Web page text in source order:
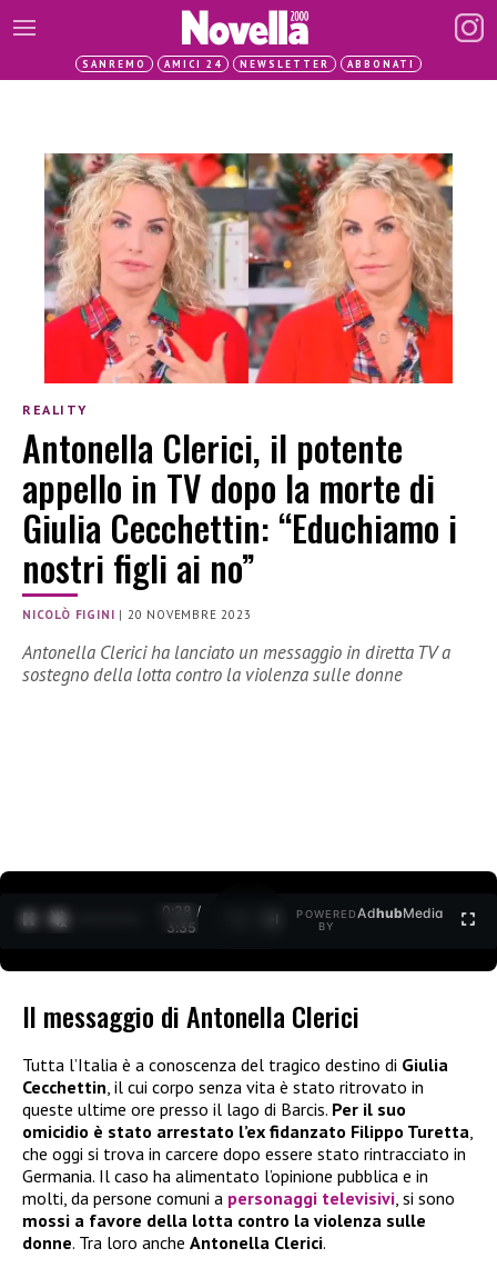
SANREMO AMICI 24 NEWSLETTER ABBONATI
REALITY
Antonella Clerici, il potente
appello in TV dopo la morte di
Giulia Cecchettin: “Educhiamo i
nostri figli ai no”
NICOLÒ FIGINI | 20 NOVEMBRE 2023
Antonella Clerici ha lanciato un messaggio in diretta TV a
sostegno della lotta contro la violenza sulle donne
0:29 /
3:35
POWERED
BY
AdhubMedia
Il messaggio di Antonella Clerici
Tutta l’Italia è a conoscenza del tragico destino di Giulia
Cecchettin, il cui corpo senza vita è stato ritrovato in
queste ultime ore presso il lago di Barcis. Per il suo
omicidio è stato arrestato l’ex fidanzato Filippo Turetta,
che oggi si trova in carcere dopo essere stato rintracciato in
Germania. Il caso ha alimentato l’opinione pubblica e in
molti, da persone comuni a personaggi televisivi, si sono
mossi a favore della lotta contro la violenza sulle
donne. Tra loro anche Antonella Clerici.